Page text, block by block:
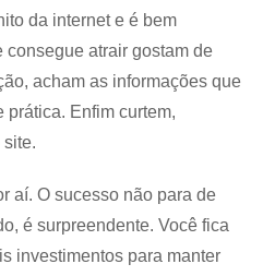
da internet e é bem
consegue atrair gostam de
acham as informações que
prática. Enfim curtem,
site.
aí. O sucesso não para de
é surpreendente. Você fica
investimentos para manter